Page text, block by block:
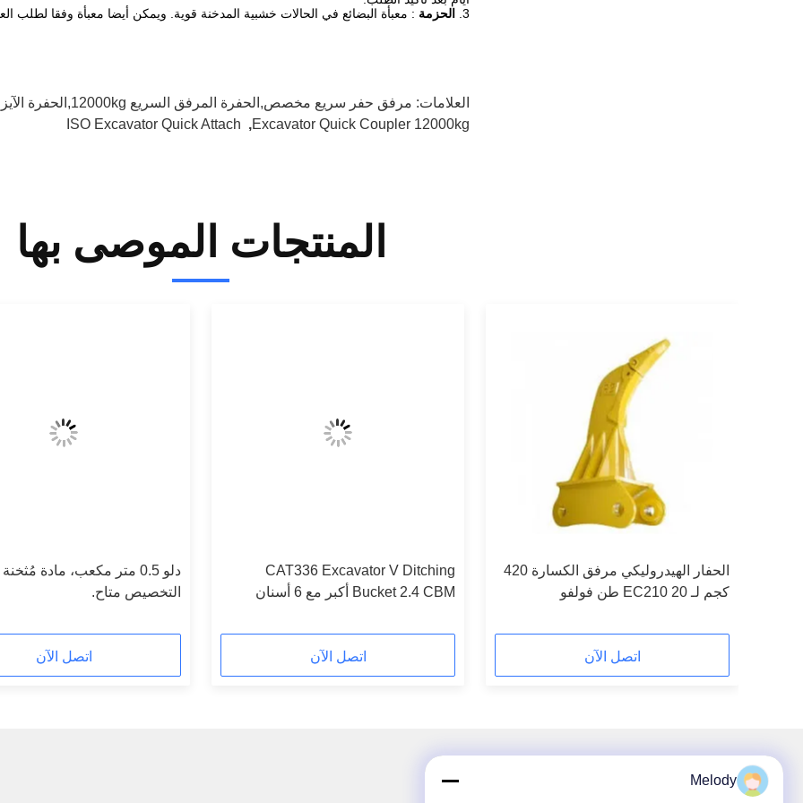
3.
الحزمة : معبأة البضائع في الحالات خشبية المدخنة قوية. ويمكن أيضا معبأة وفقا لطلب
العلامات: مرفق حفر سريع مخصص,الحفرة المرفق السريع 12000kg,الحفرة الآيزو إرفاق سريع
Excavator Quick Coupler 12000kg
,
ISO Excavator Quick Attach
المنتجات الموصى بها
الحفار الهيدروليكي مرفق الكسارة 420
كجم لـ EC210 20 طن فولفو
اتصل الآن
CAT336 Excavator V Ditching
Bucket 2.4 CBM أكبر مع 6 أسنان
اتصل الآن
دلو 0.5 متر مكعب، مادة
التخصيص متاح.
اتصل الآن
Melody